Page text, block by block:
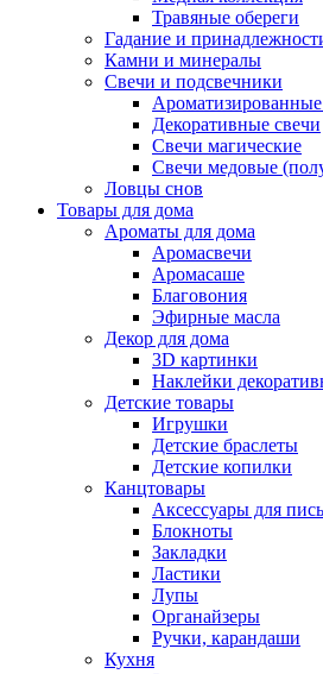
Травяные обереги
Гадание и
Камни и минералы
Свечи и подсвечники
Ароматизированные
Декоративные свечи
Свечи магические
Свечи медовые
Ловцы снов
Товары для дома
Ароматы для дома
Аромасвечи
Аромасаше
Благовония
Эфирные масла
Декор для дома
3D картинки
Наклейки
Детские товары
Игрушки
Детские браслеты
Детские копилки
Канцтовары
Аксессуары для
Блокноты
Закладки
Ластики
Лупы
Органайзеры
Ручки, карандаши
Кухня